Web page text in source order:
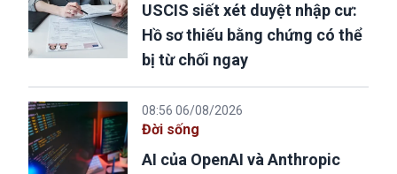
USCIS siết xét duyệt nhập cư:
Hồ sơ thiếu bằng chứng có thể
bị từ chối ngay
08:56 06/08/2026
Đời sống
AI của OpenAI và Anthropic